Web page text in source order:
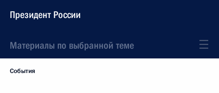
Президент России
Материалы по выбранной теме
События